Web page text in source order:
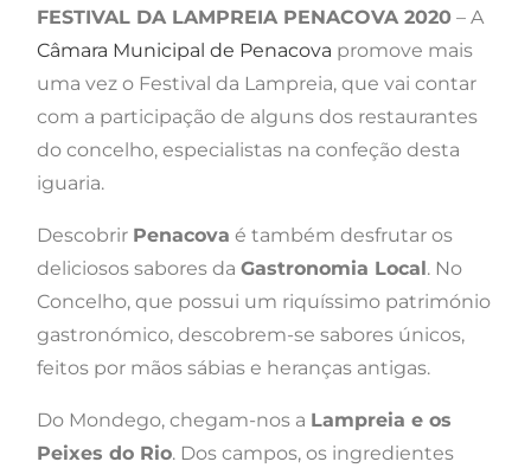
FESTIVAL DA LAMPREIA PENACOVA 2020 – A
Câmara Municipal de Penacova promove mais
uma vez o Festival da Lampreia, que vai contar
com a participação de alguns dos restaurantes
do concelho, especialistas na confeção desta
iguaria.
Descobrir Penacova é também desfrutar os
deliciosos sabores da Gastronomia Local. No
Concelho, que possui um riquíssimo património
gastronómico, descobrem-se sabores únicos,
feitos por mãos sábias e heranças antigas.
Do Mondego, chegam-nos a Lampreia e os
Peixes do Rio. Dos campos, os ingredientes